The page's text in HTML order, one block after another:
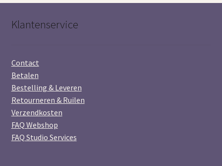
Klantenservice
Contact
Betalen
Bestelling & Leveren
Retourneren & Ruilen
Verzendkosten
FAQ Webshop
FAQ Studio Services